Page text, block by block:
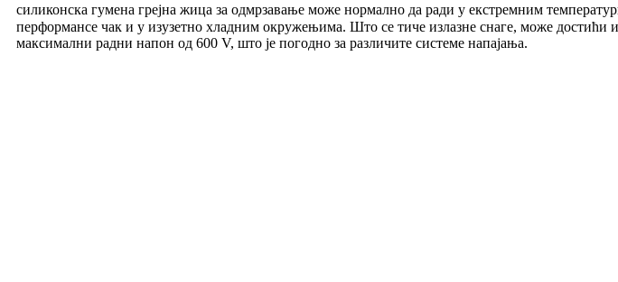
силиконска гумена грејна жица за одмрзавање може нормално да ради у екстремним
перформансе чак и у изузетно хладним окружењима. Што се тиче излазне снаге, може достићи
максимални радни напон од 600 V, што је погодно за различите системе напајања.